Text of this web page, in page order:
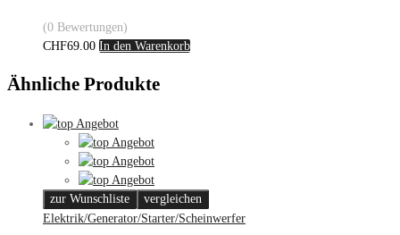
(0 Bewertungen)
CHF69.00 In den Warenkorb
Ähnliche Produkte
zur Wunschliste
vergleichen
Elektrik/Generator/Starter/Scheinwerfer